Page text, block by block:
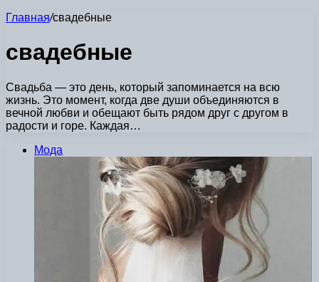
Главная/свадебные
свадебные
Свадьба — это день, который запоминается на всю
жизнь. Это момент, когда две души объединяются в
вечной любви и обещают быть рядом друг с другом в
радости и горе. Каждая…
Мода